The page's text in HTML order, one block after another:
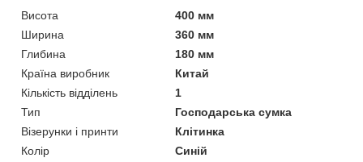
Висота
400 мм
Ширина
360 мм
Глибина
180 мм
Країна виробник
Китай
Кількість відділень
1
Тип
Господарська сумка
Візерунки і принти
Клітинка
Колір
Синій